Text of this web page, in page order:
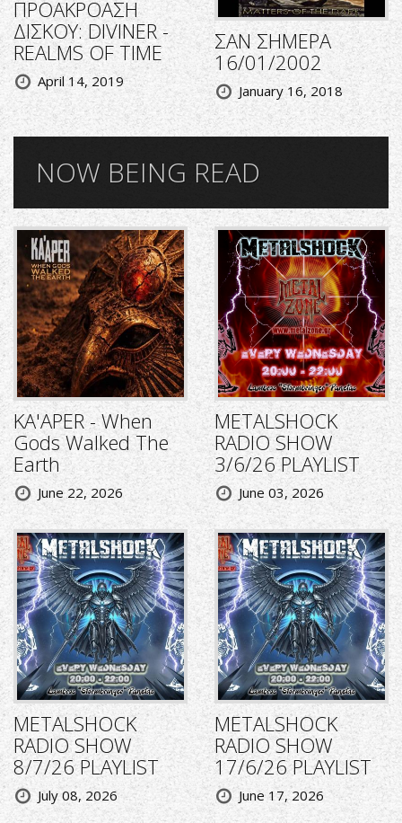
ΠΡΟΑΚΡΟΑΣΗ
ΔΙΣΚΟΥ: DIVINER -
REALMS OF TIME
April 14, 2019
ΣΑΝ ΣΗΜΕΡΑ
16/01/2002
January 16, 2018
NOW BEING READ
KA'APER - When
Gods Walked The
Earth
June 22, 2026
METALSHOCK
RADIO SHOW
3/6/26 PLAYLIST
June 03, 2026
METALSHOCK
RADIO SHOW
8/7/26 PLAYLIST
July 08, 2026
METALSHOCK
RADIO SHOW
17/6/26 PLAYLIST
June 17, 2026